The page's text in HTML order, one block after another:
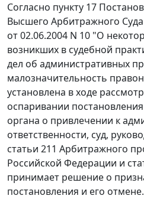
Согласно пункту 17
Высшего Арбитражного
от 02.06.2004 N 10 "О
возникших в судебной
дел об административных
малозначительность
установлена в ходе
оспаривании
органа о привлечении к
ответственности, суд,
статьи 211 Арбитражного
Российской Федерации и
принимает решение о
постановления и его отмене.